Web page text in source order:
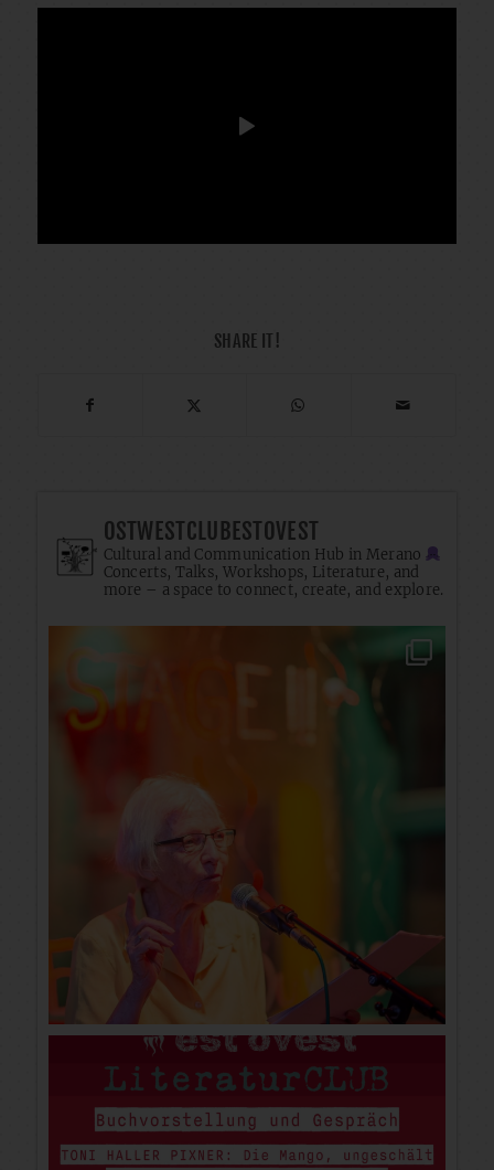
SHARE IT!
OSTWESTCLUBESTOVEST
Cultural and Communication Hub in Merano
Concerts, Talks, Workshops, Literature, and
more – a space to connect, create, and explore.